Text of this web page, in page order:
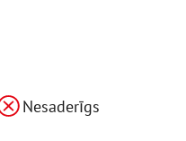
Nesaderīgs